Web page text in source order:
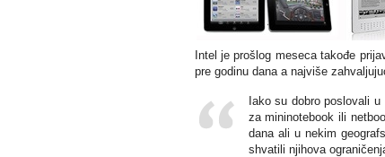
Intel je prošlog meseca takođe
pre godinu dana a najviše
Iako su dobro poslovali
za mininotebook ili
dana ali u nekim
shvatili njihova